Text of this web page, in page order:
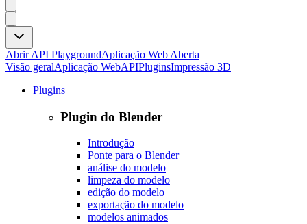
Abrir API PlaygroundAplicação Web Aberta
Visão geralAplicação WebAPIPluginsImpressão 3D
Plugins
Plugin do Blender
Introdução
Ponte para o Blender
análise do modelo
limpeza do modelo
edição do modelo
exportação do modelo
modelos animados